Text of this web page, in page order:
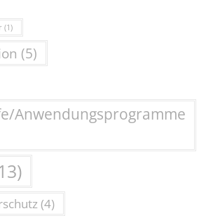
(1)
(5)
Anwendungsprogramme
(4)